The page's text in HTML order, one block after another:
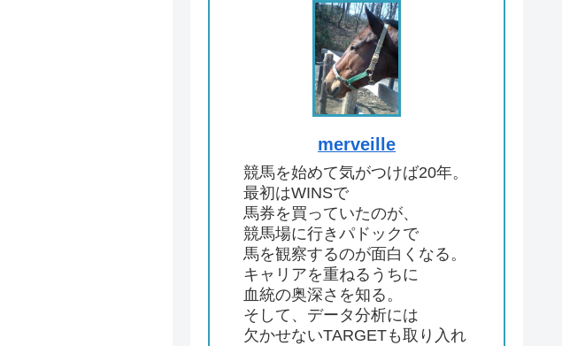
merveille
競馬を始めて気がつけば20年。
最初はWINSで
馬券を買っていたのが、
競馬場に行きパドックで
馬を観察するのが面白くなる。
キャリアを重ねるうちに
血統の奥深さを知る。
そして、データ分析には
欠かせないTARGETも取り入れ